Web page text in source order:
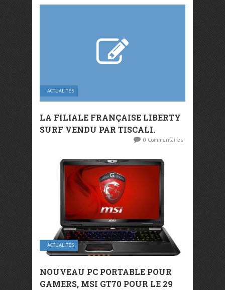
ACTUALITÉS
LA FILIALE FRANÇAISE LIBERTY
SURF VENDU PAR TISCALI.
0 Commentaires
ACTUALITÉS
NOUVEAU PC PORTABLE POUR
GAMERS, MSI GT70 POUR LE 29